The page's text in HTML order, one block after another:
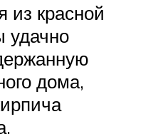
из красной
удачно
дома,